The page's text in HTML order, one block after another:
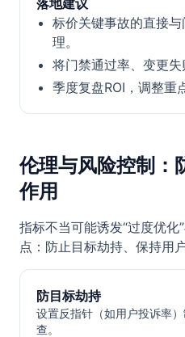
落地建议
标价关键事故的直接
理。
将门禁通过率、变更失
季度复盘ROI，调整重
伦理与风险控制：
作用
指标不当可能诱发“过度优化
点：防止目标劫持、保持用
防目标劫持
设置反指针（如用户投诉率
查。